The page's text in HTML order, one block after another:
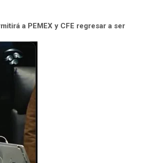
a PEMEX y CFE regresar a ser